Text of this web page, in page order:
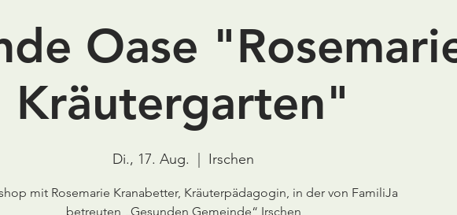
Oase
Kräutergarten"
Di., 17. Aug. Irschen
mit Rosemarie Kranabetter, Kräuterpädagogin, in der von FamiliJa
betreuten „Gesunden Gemeinde“ Irschen